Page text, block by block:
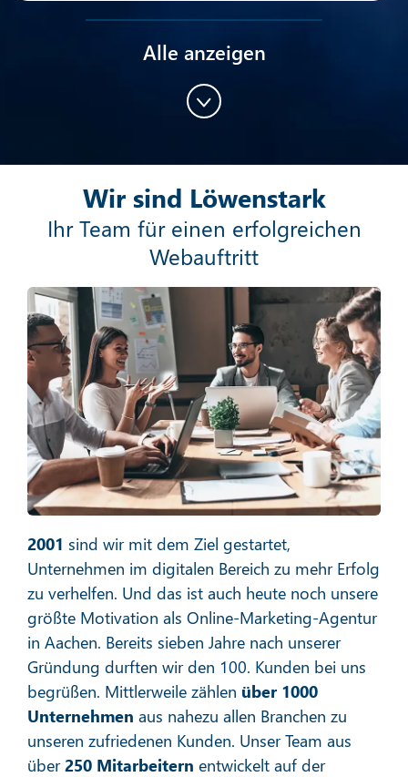
Mehr erfahren
Social Media Marketing
Mehr erfahren
E-Mail-Marketing
Mehr erfahren
Alle anzeigen
Wir sind Löwenstark
Ihr Team für einen erfolgreichen
Webauftritt
2001 sind wir mit dem Ziel gestartet,
Unternehmen im digitalen Bereich zu mehr Erfolg
zu verhelfen. Und das ist auch heute noch unsere
größte Motivation als Online-Marketing-Agentur
in Aachen. Bereits sieben Jahre nach unserer
Gründung durften wir den 100. Kunden bei uns
begrüßen. Mittlerweile zählen über 1000
Unternehmen aus nahezu allen Branchen zu
unseren zufriedenen Kunden. Unser Team aus
über250 Mitarbeitern entwickelt auf der